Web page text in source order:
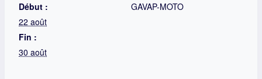
Début :
22 août
Fin :
30 août
GAVAP-MOTO